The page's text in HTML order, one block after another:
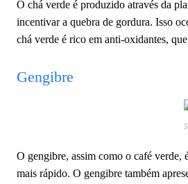
O chá verde é produzido através da
incentivar a quebra de gordura. Isso
chá verde é rico em anti-oxidantes,
Gengibre
O gengibre, assim como o café verde,
mais rápido. O gengibre também